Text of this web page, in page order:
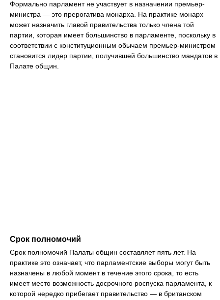
Формально парламент не участвует в назначении премьер-
министра — это прерогатива монарха. На практике монарх
может назначить главой правительства только члена той
партии, которая имеет большинство в парламенте, поскольку в
соответствии с конституционным обычаем премьер-министром
становится лидер партии, получившей большинство мандатов в
Палате общин.
Срок полномочий
Срок полномочий Палаты общин составляет пять лет. На
практике это означает, что парламентские выборы могут быть
назначены в любой момент в течение этого срока, то есть
имеет место возможность досрочного роспуска парламента, к
которой нередко прибегает правительство — в британском